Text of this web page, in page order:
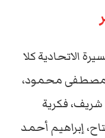
الاتحادية كلا
مصطفى محمود،
فكرية
إبراهيم أحمد